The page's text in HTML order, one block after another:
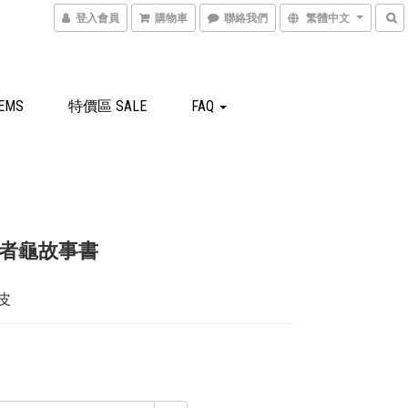
登入會員 購物車 聯絡我們 繁體中文
特價區 SALE FAQ
龜故事書